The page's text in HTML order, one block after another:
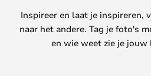
Inspireer en laat je inspireren,
naar het andere. Tag je foto's
en wie weet zie je jouw